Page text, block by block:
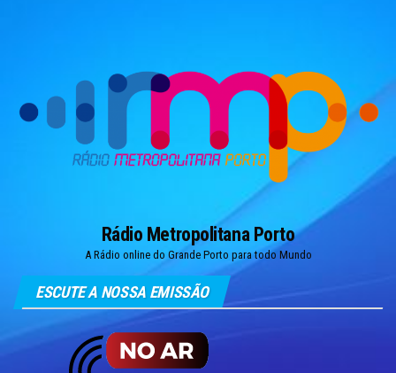
Rádio Metropolitana Porto
A Rádio online do Grande Porto para todo Mundo
ESCUTE A NOSSA EMISSÃO